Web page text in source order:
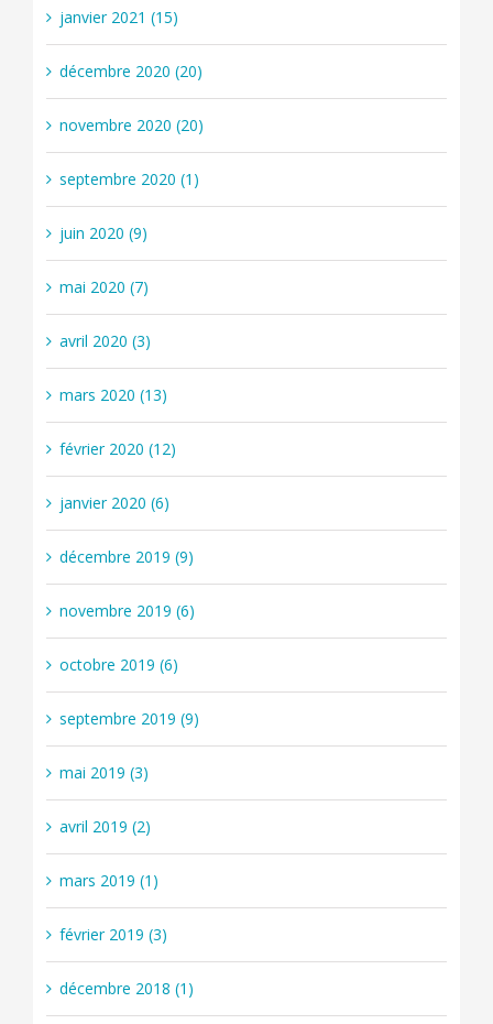
janvier 2021 (15)
décembre 2020 (20)
novembre 2020 (20)
septembre 2020 (1)
juin 2020 (9)
mai 2020 (7)
avril 2020 (3)
mars 2020 (13)
février 2020 (12)
janvier 2020 (6)
décembre 2019 (9)
novembre 2019 (6)
octobre 2019 (6)
septembre 2019 (9)
mai 2019 (3)
avril 2019 (2)
mars 2019 (1)
février 2019 (3)
décembre 2018 (1)